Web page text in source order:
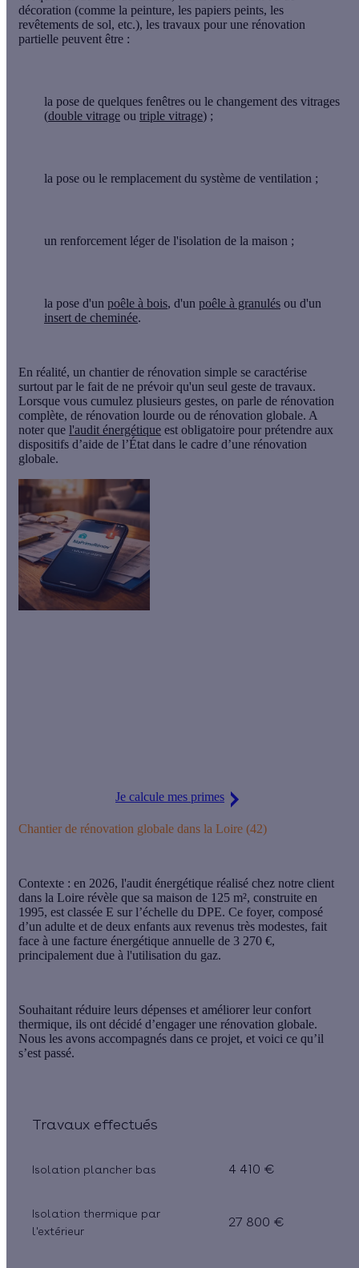
décoration (comme la peinture, les papiers peints, les
revêtements de sol, etc.), les travaux pour une rénovation
partielle peuvent être :
la pose de quelques fenêtres ou le changement des vitrages
(double vitrage ou triple vitrage) ;
la pose ou le remplacement du système de ventilation ;
un renforcement léger de l'isolation de la maison ;
la pose d'un poêle à bois, d'un poêle à granulés ou d'un
insert de cheminée.
En réalité, un chantier de rénovation simple se caractérise
surtout par le fait de ne prévoir qu'un seul geste de travaux.
Lorsque vous cumulez plusieurs gestes, on parle de rénovation
complète, de rénovation lourde ou de rénovation globale. A
noter que l'audit énergétique est obligatoire pour prétendre aux
dispositifs d’aide de l’État dans le cadre d’une rénovation
globale.
Je calcule mes primes
Chantier de rénovation globale dans la Loire (42)
Contexte : en 2026, l'audit énergétique réalisé chez notre client
dans la Loire révèle que sa maison de 125 m², construite en
1995, est classée E sur l’échelle du DPE. Ce foyer, composé
d’un adulte et de deux enfants aux revenus très modestes, fait
face à une facture énergétique annuelle de 3 270 €,
principalement due à l'utilisation du gaz.
Souhaitant réduire leurs dépenses et améliorer leur confort
thermique, ils ont décidé d’engager une rénovation globale.
Nous les avons accompagnés dans ce projet, et voici ce qu’il
s’est passé.
Travaux effectués
Isolation plancher bas 4 410 €
Isolation thermique par
l'extérieur
27 800 €